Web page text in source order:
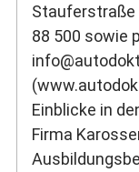
88 500 sowie
(
Einblicke in
Firma